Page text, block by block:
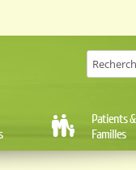
Patients &
Familles